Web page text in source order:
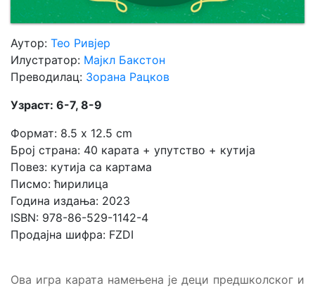
Аутор: Тео Ривјер
Илустратор: Мајкл Бакстон
Преводилац: Зорана Рацков
Узраст: 6-7, 8-9
Формат: 8.5 x 12.5 cm
Број страна: 40 карата + упутство + кутија
Повез: кутија са картама
Писмо: ћирилица
Година издања: 2023
ISBN: 978-86-529-1142-4
Продајна шифра: FZDI
Ова игра карата намењена је деци предшколског и